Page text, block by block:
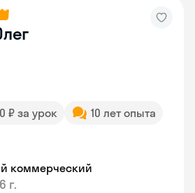
₽ за урок
10 лет опыта
коммерческий
г.